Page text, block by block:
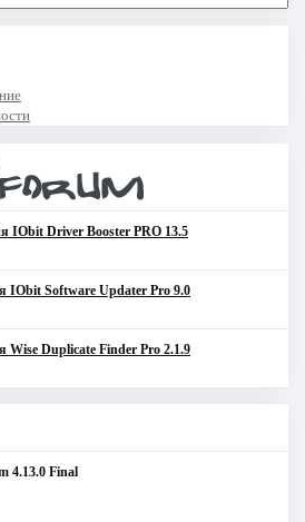
IObit Driver Booster PRO 13.5
IObit Software Updater Pro 9.0
Wise Duplicate Finder Pro 2.1.9
4.13.0 Final